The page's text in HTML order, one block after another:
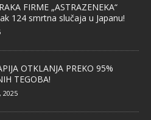
FIRME „ASTRAZENEKA“
124 smrtna slučaja u Japanu!
OTKLANJA PREKO 95%
TEGOBA!
2025